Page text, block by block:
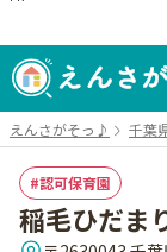
えんさがそっ♪ 千葉
認可保育園
稲毛ひだま